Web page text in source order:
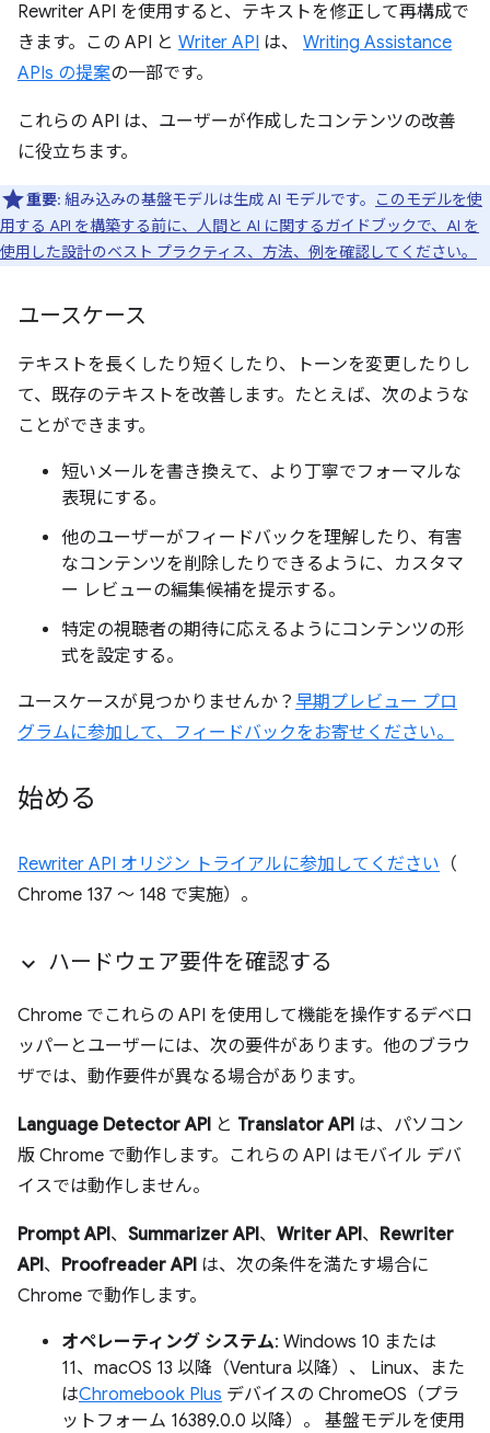
Rewriter API を使用すると、テキストを修正して再構成で
きます。この API と Writer API は、 Writing Assistance
APIs の提案の一部です。
これらの API は、ユーザーが作成したコンテンツの改善
に役立ちます。
重要: 組み込みの基盤モデルは生成 AI モデルです。
このモデルを使
用する API を構築する前に、人間と AI に関するガイドブックで、AI を
使用した設計のベスト プラクティス、方法、例を確認してください。
ユースケース
テキストを長くしたり短くしたり、トーンを変更したりし
て、既存のテキストを改善します。たとえば、次のような
ことができます。
短いメールを書き換えて、より丁寧でフォーマルな
表現にする。
他のユーザーがフィードバックを理解したり、有害
なコンテンツを削除したりできるように、カスタマ
ー レビューの編集候補を提示する。
特定の視聴者の期待に応えるようにコンテンツの形
式を設定する。
ユースケースが見つかりませんか？ 早期プレビュー プロ
グラムに参加して、フィードバックをお寄せください。
始める
Rewriter API オリジン トライアルに参加してください （
Chrome 137 ～ 148 で実施）。
ハードウェア要件を確認する
Chrome でこれらの API を使用して機能を操作するデベロ
ッパーとユーザーには、次の要件があります。他のブラウ
ザでは、動作要件が異なる場合があります。
Language Detector API と Translator API は、パソコン
版 Chrome で動作します。これらの API はモバイル デバ
イスでは動作しません。
Prompt API、 Summarizer API、 Writer API、 Rewriter
API、 Proofreader API は、次の条件を満たす場合に
Chrome で動作します。
オペレーティング システム: Windows 10 または
11、macOS 13 以降（Ventura 以降）、 Linux、また
はChromebook Plus デバイスの ChromeOS（プラ
ットフォーム 16389.0.0 以降）。 基盤モデルを使用